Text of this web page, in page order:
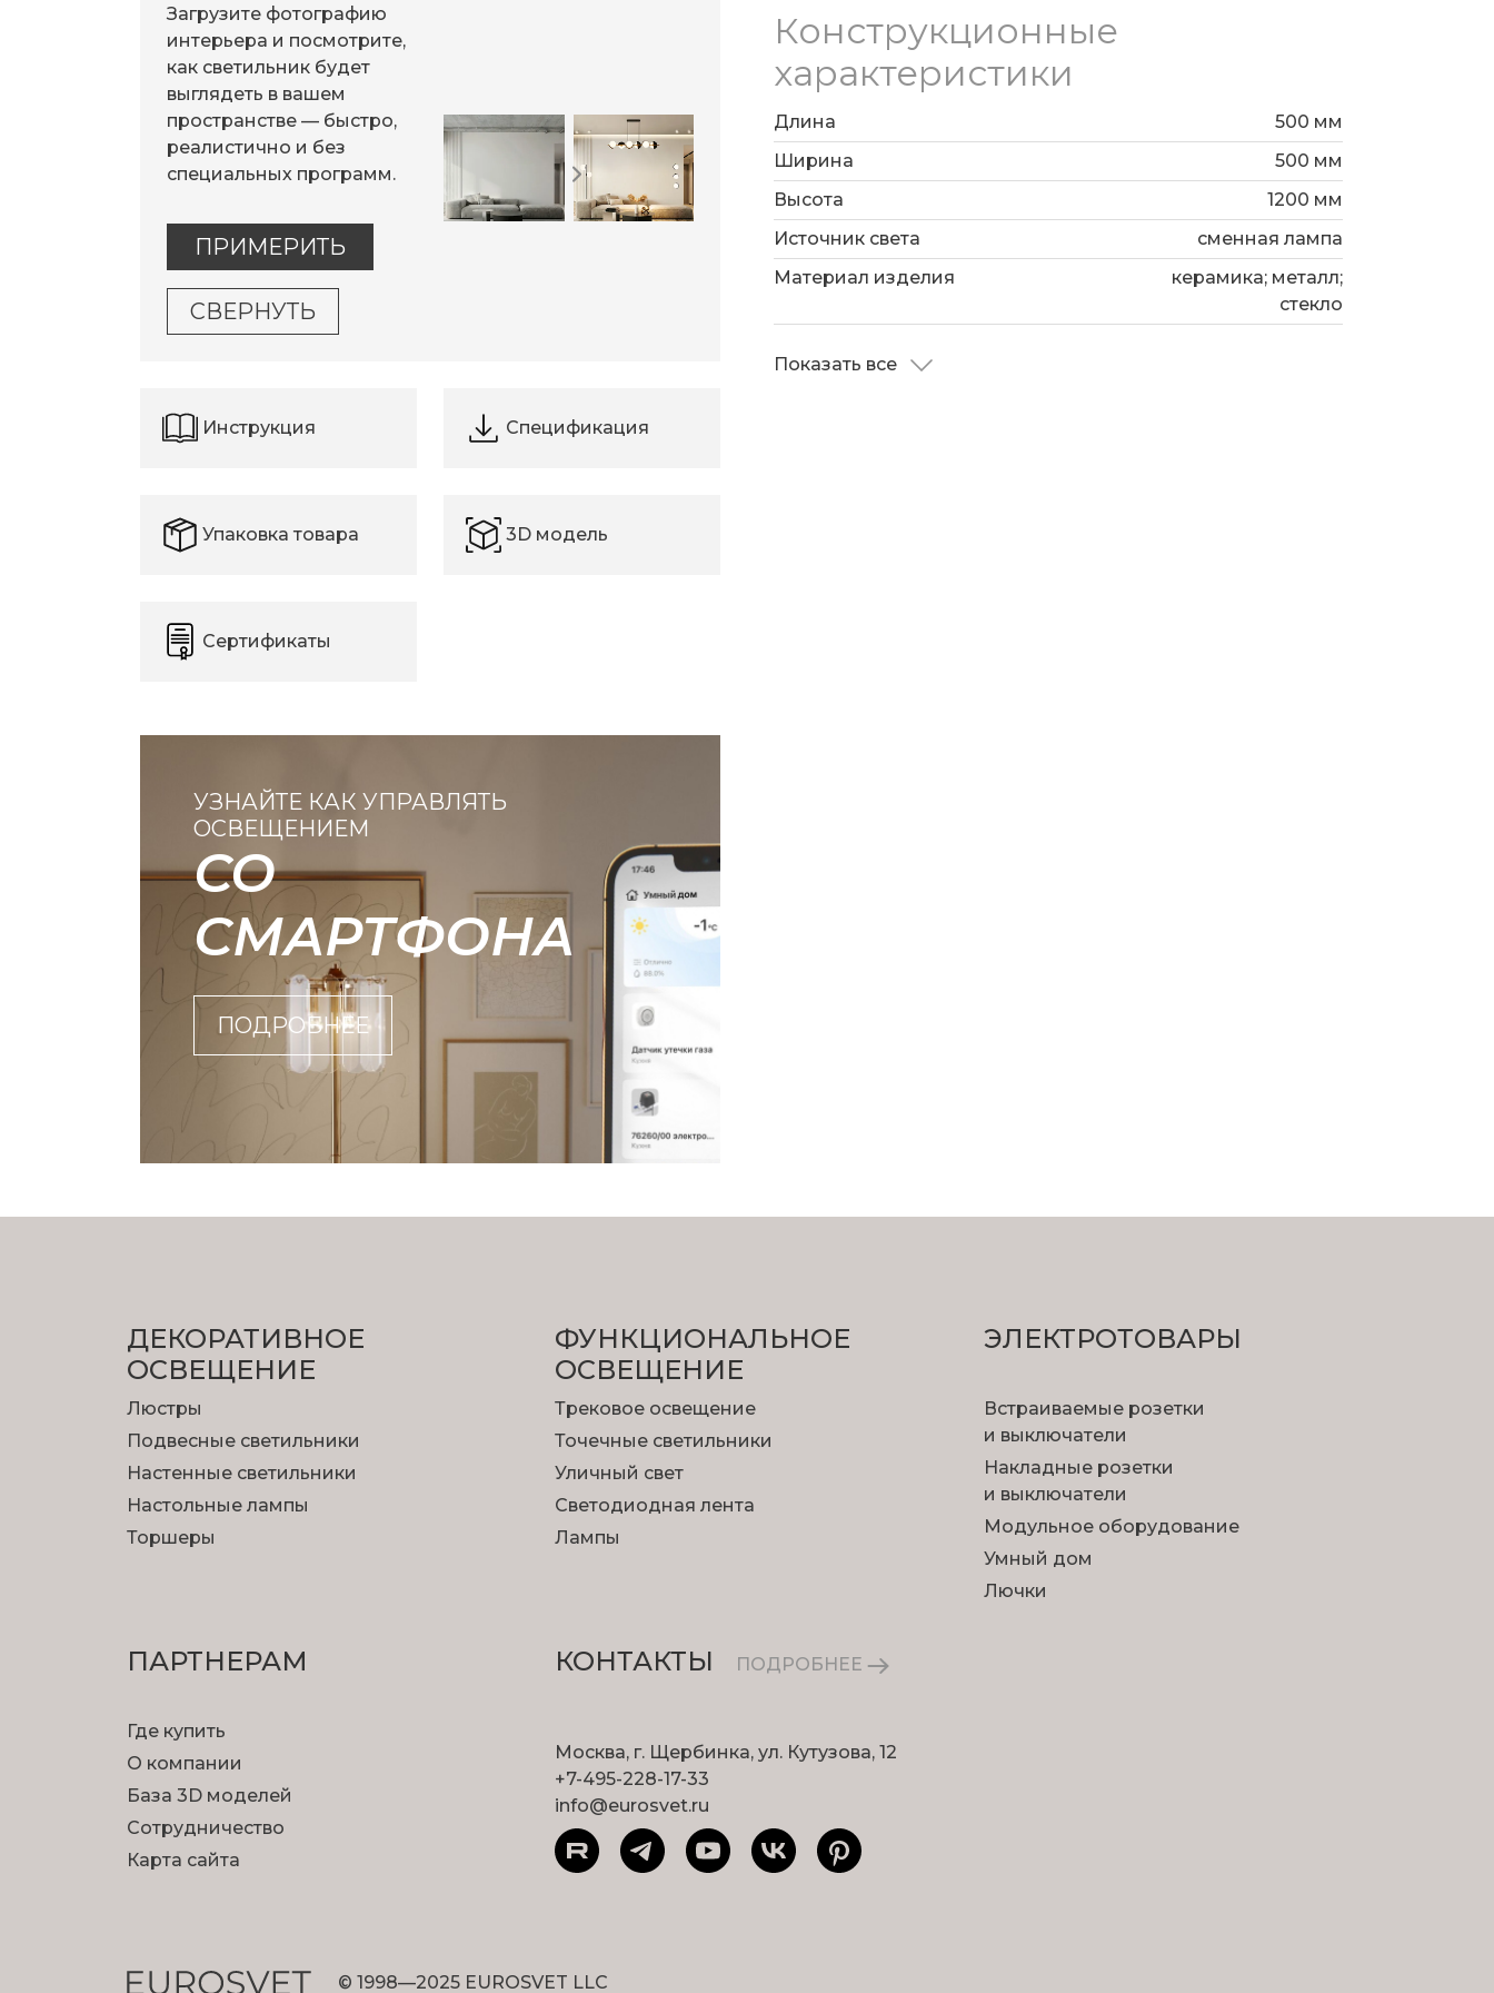
Загрузите фотографию
интерьера и посмотрите,
как светильник будет
выглядеть в вашем
пространстве — быстро,
реалистично и без
специальных программ.
ПРИМЕРИТЬ
СВЕРНУТЬ
Инструкция Спецификация
Упаковка товара 3D модель
Сертификаты
УЗНАЙТЕ КАК УПРАВЛЯТЬ
ОСВЕЩЕНИЕМ
СО
СМАРТФОНА
ПОДРОБНЕЕ
Конструкционные
характеристики
Длина
500 мм
Ширина
500 мм
Высота
1200 мм
Источник света
сменная лампа
Материал изделия
керамика; металл;
стекло
Показать все
ДЕКОРАТИВНОЕ
ОСВЕЩЕНИЕ
Люстры
Подвесные светильники
Настенные светильники
Настольные лампы
Торшеры
ФУНКЦИОНА­ЛЬНОЕ
ОСВЕЩЕНИЕ
Трековое освещение
Точечные светильники
Уличный свет
Светодиодная лента
Лампы
ЭЛЕКТРОТОВАРЫ
Встраиваемые розетки
и выключатели
Накладные розетки
и выключатели
Модульное оборудование
Умный дом
Лючки
ПАРТНЕРАМ
Где купить
О компании
База 3D моделей
Сотрудничество
Карта сайта
КОНТАКТЫ ПОДРОБНЕЕ
Москва, г. Щербинка, ул. Кутузова, 12
+7-495-228-17-33
info@eurosvet.ru
© 1998—2025 EUROSVET LLC